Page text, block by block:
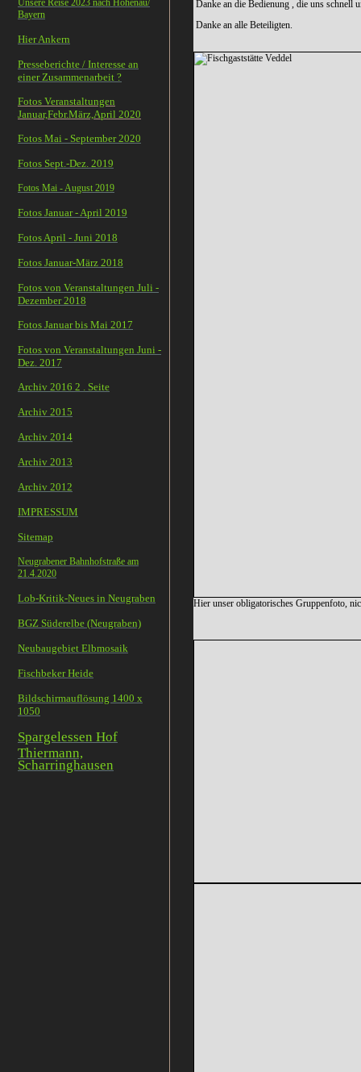
Unsere Reise 2023 nach Hohenau/
Bayern
Hier Ankern
Presseberichte / Interesse an
einer Zusammenarbeit ?
Fotos Veranstaltungen
Januar,Febr.März,April 2020
Fotos Mai - September 2020
Fotos Sept.-Dez. 2019
Fotos Mai - August 2019
Fotos Januar - April 2019
Fotos April - Juni 2018
Fotos Januar-März 2018
Fotos von Veranstaltungen Juli -
Dezember 2018
Fotos Januar bis Mai 2017
Fotos von Veranstaltungen Juni -
Dez. 2017
Archiv 2016 2 . Seite
Archiv 2015
Archiv 2014
Archiv 2013
Archiv 2012
IMPRESSUM
Sitemap
Neugrabener Bahnhofstraße am
21.4.2020
Lob-Kritik-Neues in Neugraben
BGZ Süderelbe (Neugraben)
Neubaugebiet Elbmosaik
Fischbeker Heide
Bildschirmauflösung 1400 x
1050
Spargelessen Hof
Thiermann,
Scharringhausen
Danke an die Bedienung , die uns schnell
Danke an alle Beteiligten.
Hier unser obligatorisches Gruppenfoto,